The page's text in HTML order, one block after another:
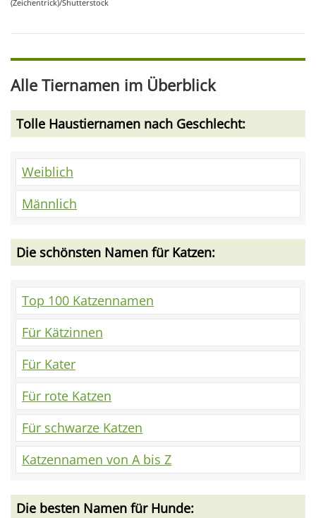
(Zeichentrick)/Shutterstock
Alle Tiernamen im Überblick
Tolle Haustiernamen nach Geschlecht:
Weiblich
Männlich
Die schönsten Namen für Katzen:
Top 100 Katzennamen
Für Kätzinnen
Für Kater
Für rote Katzen
Für schwarze Katzen
Katzennamen von A bis Z
Die besten Namen für Hunde: